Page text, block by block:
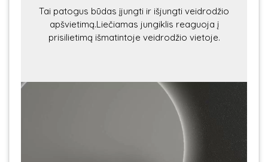
Tai patogus būdas įjungti ir išjungti veidrodžio
apšvietimą.Liečiamas jungiklis reaguoja į
prisilietimą išmatintoje veidrodžio vietoje.